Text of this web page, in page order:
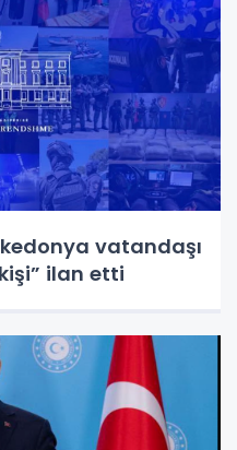
vatandaşı
ilan etti